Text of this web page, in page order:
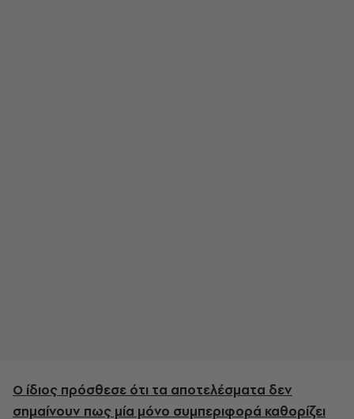
Ο ίδιος πρόσθεσε ότι τα αποτελέσματα δεν
σημαίνουν πως μία μόνο συμπεριφορά καθορίζει